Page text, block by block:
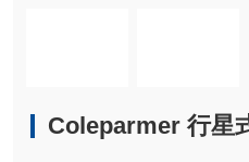
Coleparmer 行星